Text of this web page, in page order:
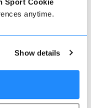
Sport Cookie
anytime.
Show details
- buchen Sie
mit unserem